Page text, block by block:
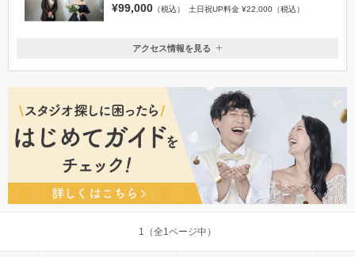
¥99,000 （税込） 土日祝UP料金 ¥22,000（税込）
大分県大分市千代町1-2-30
【30台無料駐車場完備】 大分駅から車で6分
097-532-8485
アクセス情報を見る
1（全1ページ中）